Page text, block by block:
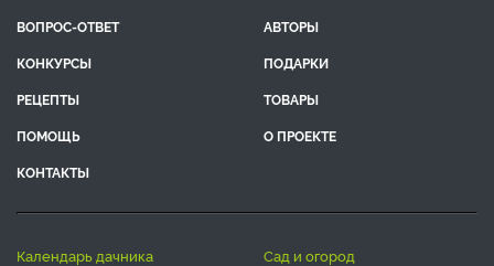
ВОПРОС-ОТВЕТ
АВТОРЫ
КОНКУРСЫ
ПОДАРКИ
РЕЦЕПТЫ
ТОВАРЫ
ПОМОЩЬ
О ПРОЕКТЕ
КОНТАКТЫ
календарь дачника
сад и огород